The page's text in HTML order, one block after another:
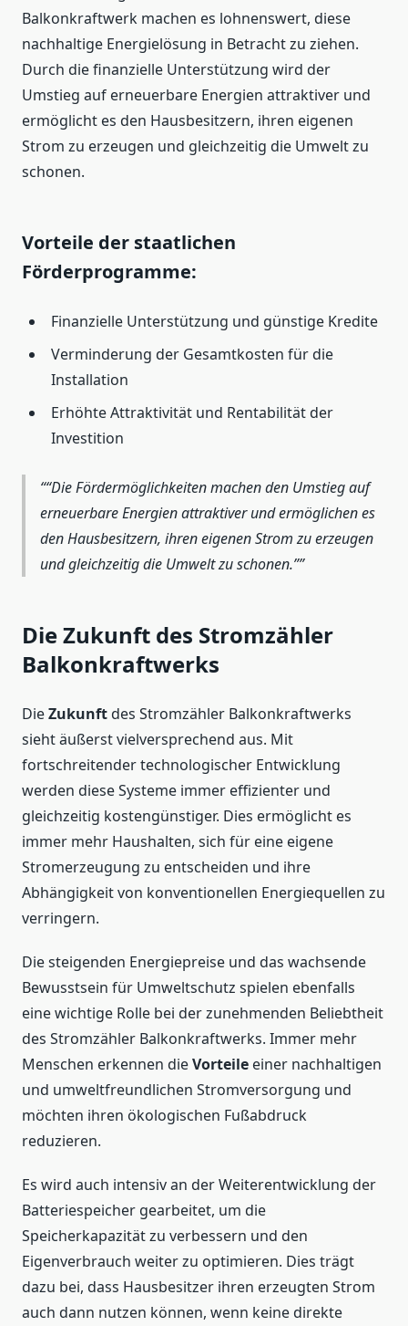
Balkonkraftwerk machen es lohnenswert, diese
nachhaltige Energielösung in Betracht zu ziehen.
Durch die finanzielle Unterstützung wird der
Umstieg auf erneuerbare Energien attraktiver und
ermöglicht es den Hausbesitzern, ihren eigenen
Strom zu erzeugen und gleichzeitig die Umwelt zu
schonen.
Vorteile der staatlichen
Förderprogramme:
Finanzielle Unterstützung und günstige Kredite
Verminderung der Gesamtkosten für die
Installation
Erhöhte Attraktivität und Rentabilität der
Investition
“Die Fördermöglichkeiten machen den Umstieg auf
erneuerbare Energien attraktiver und ermöglichen es
den Hausbesitzern, ihren eigenen Strom zu erzeugen
und gleichzeitig die Umwelt zu schonen.”
Die Zukunft des Stromzähler
Balkonkraftwerks
DieZukunftdes Stromzähler Balkonkraftwerks
sieht äußerst vielversprechend aus. Mit
fortschreitender technologischer Entwicklung
werden diese Systeme immer effizienter und
gleichzeitig kostengünstiger. Dies ermöglicht es
immer mehr Haushalten, sich für eine eigene
Stromerzeugung zu entscheiden und ihre
Abhängigkeit von konventionellen Energiequellen zu
verringern.
Die steigenden Energiepreise und das wachsende
Bewusstsein für Umweltschutz spielen ebenfalls
eine wichtige Rolle bei der zunehmenden Beliebtheit
des Stromzähler Balkonkraftwerks. Immer mehr
Menschen erkennen dieVorteile einer nachhaltigen
und umweltfreundlichen Stromversorgung und
möchten ihren ökologischen Fußabdruck
reduzieren.
Es wird auch intensiv an der Weiterentwicklung der
Batteriespeicher gearbeitet, um die
Speicherkapazität zu verbessern und den
Eigenverbrauch weiter zu optimieren. Dies trägt
dazu bei, dass Hausbesitzer ihren erzeugten Strom
auch dann nutzen können, wenn keine direkte